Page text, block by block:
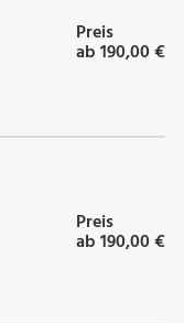
Preis
ab 190,00 €
Preis
ab 190,00 €